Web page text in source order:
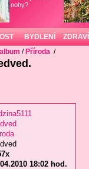
nohy?
BYDLENÍ ZDRAVÍ
/ Příroda /
18:02 hod.